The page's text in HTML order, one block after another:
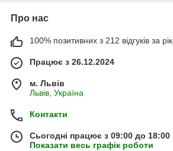
Про нас
100% позитивних з 212 відгуків за рік
Працює з 26.12.2024
м. Львів
Львів, Україна
Контакти
Сьогодні працює з 09:00 до 18:00
Показати весь графік роботи